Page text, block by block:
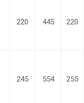
220 445 220
245 554 255